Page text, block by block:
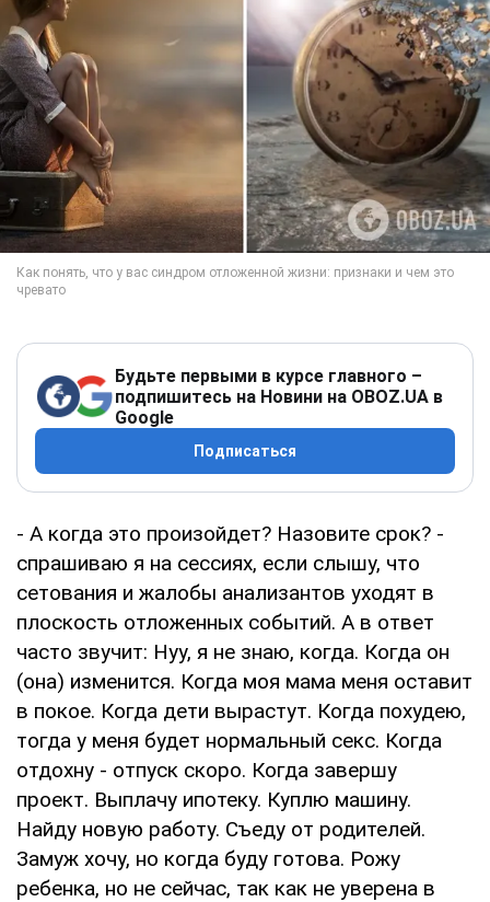
Будьте первыми в курсе главного –
подпишитесь на Новини на OBOZ.UA в
Google
Подписаться
- А когда это произойдет? Назовите срок? -
спрашиваю я на сессиях, если слышу, что
сетования и жалобы анализантов уходят в
плоскость отложенных событий. А в ответ
часто звучит: Нуу, я не знаю, когда. Когда он
(она) изменится. Когда моя мама меня оставит
в покое. Когда дети вырастут. Когда похудею,
тогда у меня будет нормальный секс. Когда
отдохну - отпуск скоро. Когда завершу
проект. Выплачу ипотеку. Куплю машину.
Найду новую работу. Съеду от родителей.
Замуж хочу, но когда буду готова. Рожу
ребенка, но не сейчас, так как не уверена в